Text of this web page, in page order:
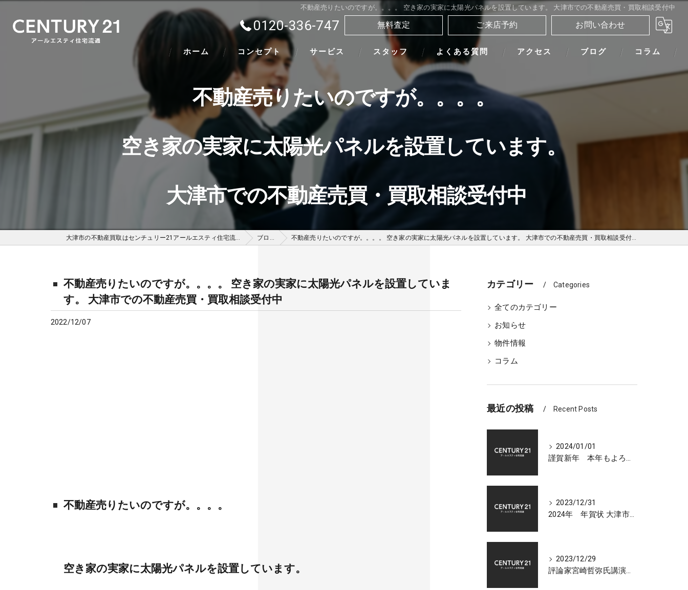
不動産売りたいのですが。。。。 空き家の実家に太陽光パネルを設置しています。 大津市での不動産売買・買取相談受付中
0120-336-747 無料査定 ご来店予約 お問い合わせ
ホーム コンセプト サービス スタッフ よくある質問 アクセス ブログ コラム
不動産売りたいのですが。。。。
空き家の実家に太陽光パネルを設置しています。
大津市での不動産売買・買取相談受付中
大津市の不動産買取はセンチュリー21アールエスティ住宅流通 ブログ 不動産売りたいのですが。。。。 空き家の実家に太陽光パネルを設置しています。 大津市での不動産売買・買取相談受付中
不動産売りたいのですが。。。。 空き家の実家に太陽光パネルを設置していま
す。 大津市での不動産売買・買取相談受付中
2022/12/07
不動産売りたいのですが。。。。
空き家の実家に太陽光パネルを設置しています。
カテゴリー Categories
全てのカテゴリー
お知らせ
物件情報
コラム
最近の投稿 Recent Posts
2024/01/01
謹賀新年 本年もよろしくお願いいたします 大津市センチュリー21アールエスティ住宅流通
2023/12/31
2024年 年賀状 大津市での不動産相談受付中
2023/12/29
評論家宮崎哲弥氏講演会 2024年 日本経済の展望について